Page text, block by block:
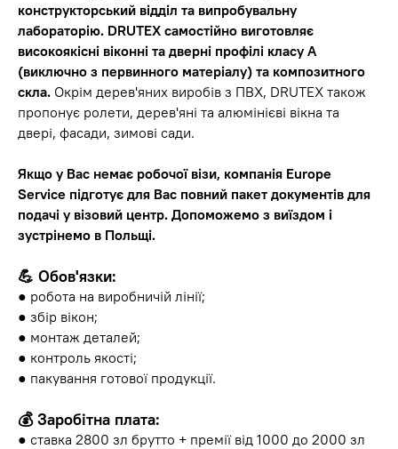
конструкторський відділ та випробувальну
лабораторію. DRUTEX самостійно виготовляє
високоякісні віконні та дверні профілі класу A
(виключно з первинного матеріалу) та композитного
скла. Окрім дерев'яних виробів з ПВХ, DRUTEX також
пропонує ролети, дерев'яні та алюмінієві вікна та
двері, фасади, зимові сади.
Якщо у Вас немає робочої візи, компанія Europe
Service підготує для Вас повний пакет документів для
подачі у візовий центр. Допоможемо з виїздом і
зустрінемо в Польщі.
💪 Обов'язки:
● робота на виробничій лінії;
● збір вікон;
● монтаж деталей;
● контроль якості;
● пакування готової продукції.
💰 Заробітна плата:
● ставка 2800 зл брутто + премії від 1000 до 2000 зл